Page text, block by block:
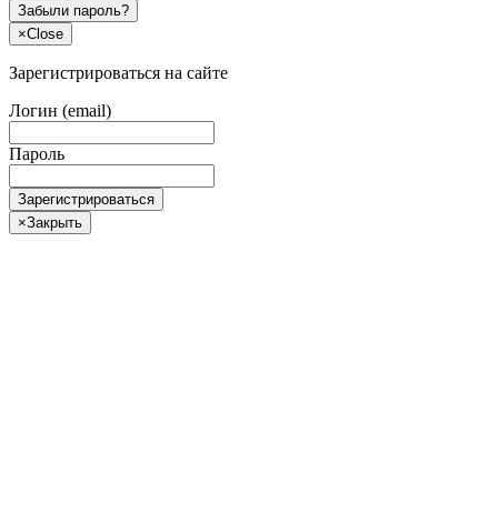
Забыли пароль?
×Close
Зарегистрироваться на сайте
Логин (email)
Пароль
Зарегистрироваться
×Закрыть